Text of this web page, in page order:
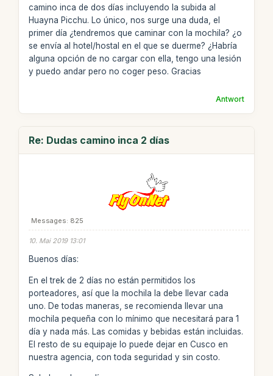
camino inca de dos días incluyendo la subida al
Huayna Picchu. Lo único, nos surge una duda, el
primer día ¿tendremos que caminar con la mochila? ¿o
se envía al hotel/hostal en el que se duerme? ¿Habría
alguna opción de no cargar con ella, tengo una lesión
y puedo andar pero no coger peso. Gracias
Antwort
Re: Dudas camino inca 2 días
Messages: 825
10. Mai 2019 13:01
Buenos días:
En el trek de 2 días no están permitidos los
porteadores, así que la mochila la debe llevar cada
uno. De todas maneras, se recomienda llevar una
mochila pequeña con lo mínimo que necesitará para 1
día y nada más. Las comidas y bebidas están incluidas.
El resto de su equipaje lo puede dejar en Cusco en
nuestra agencia, con toda seguridad y sin costo.